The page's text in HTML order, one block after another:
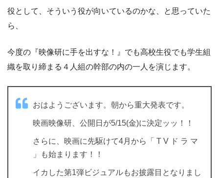
役として、そういう役が向いているのかな、と思っていた
ら、
今度の『映像研に手を出すな！』でも高校生役でも学生組
織を取り締まる４人組の幹部の内の一人を演じます。
おはようございます。朝から重大発表です。
映画映像研、公開日が5/15(金)に決定ッッ！！
さらに、映画に先駆けて4月から「 T V ド ラ マ
」も始まります！！
イカした第1弾ビジュアルもお披露目となりまし